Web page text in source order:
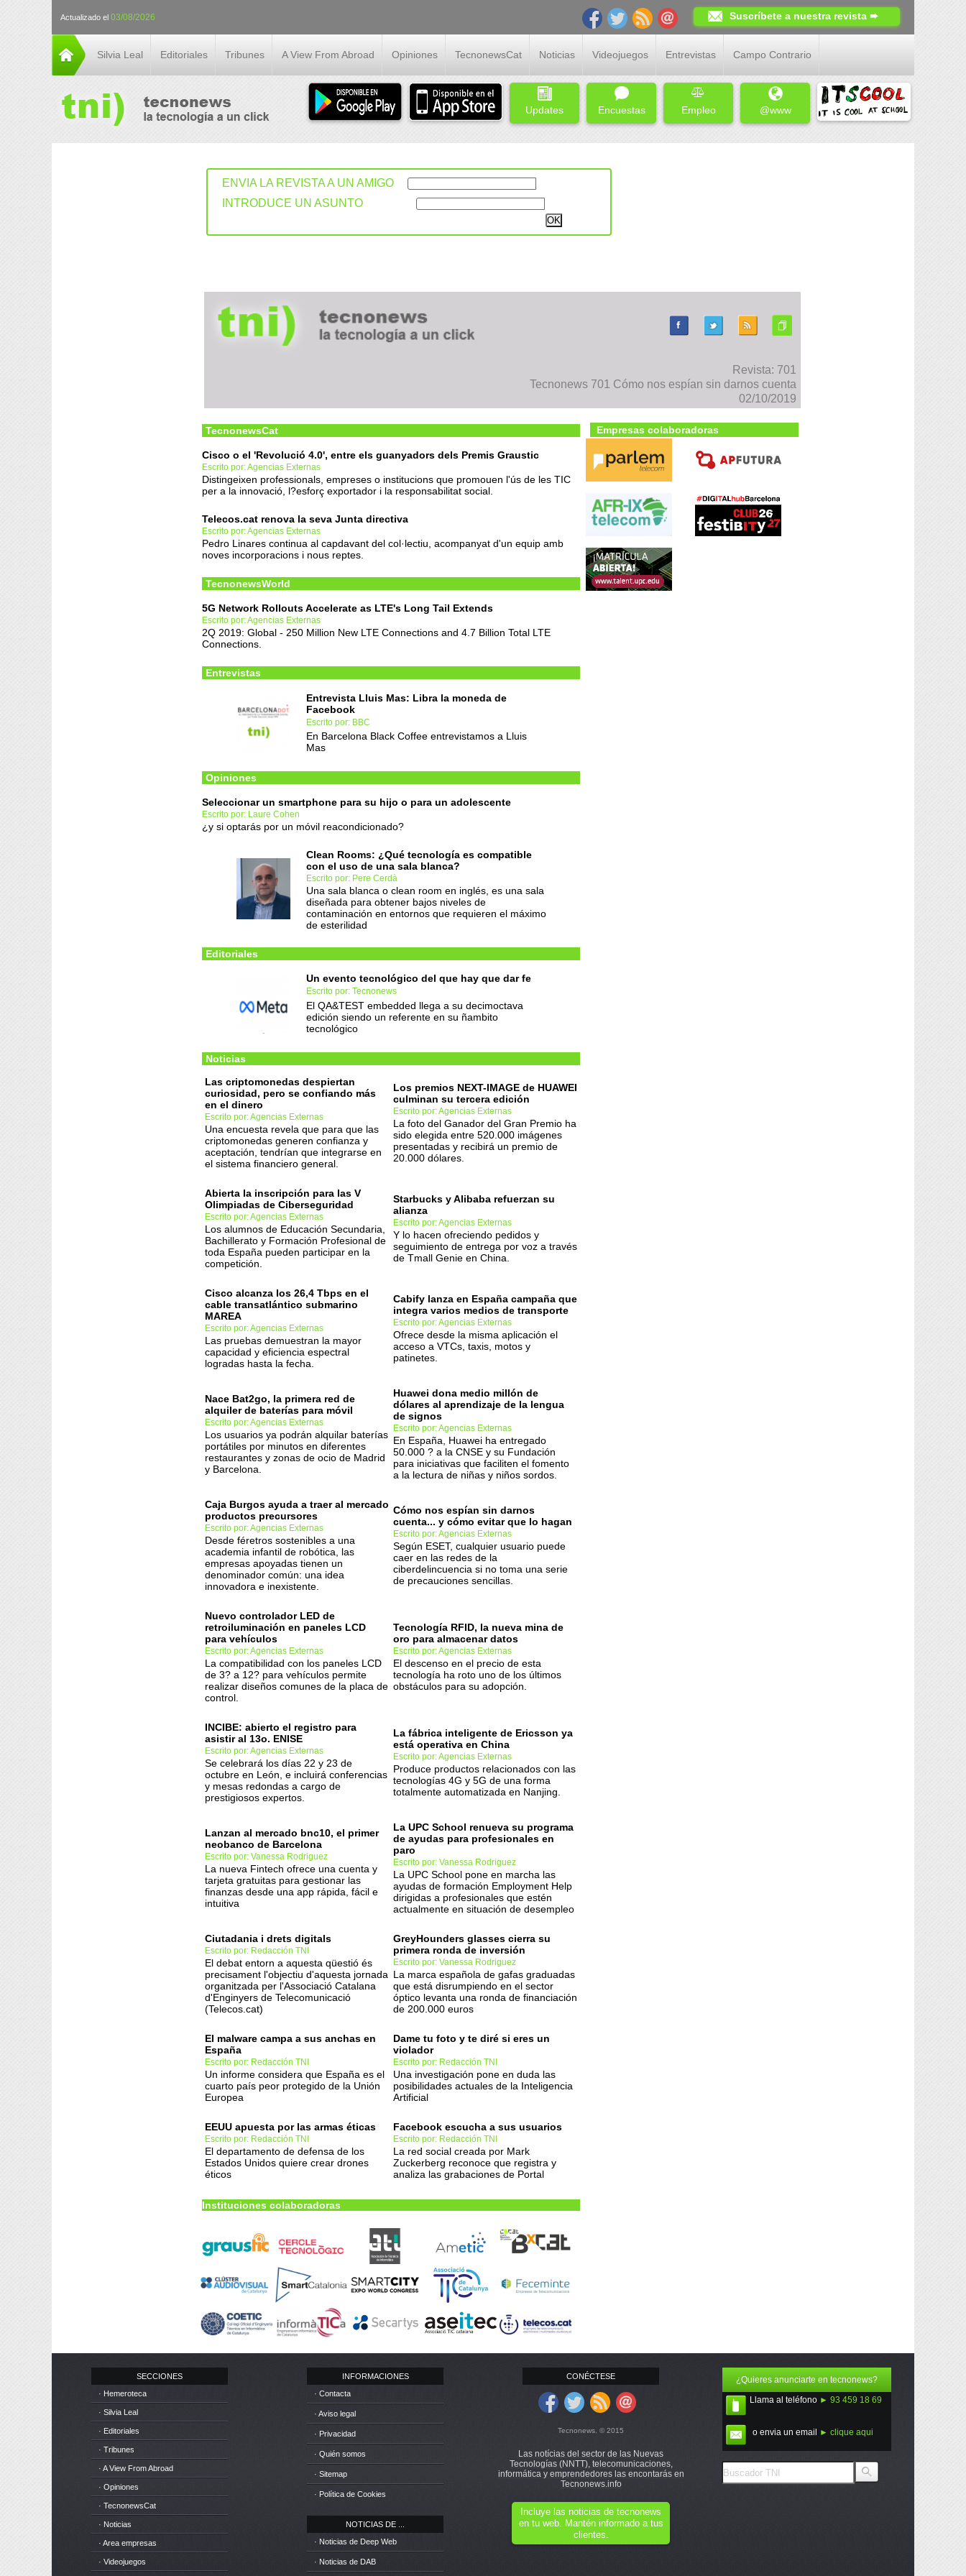
Actualizado el 03/08/2026 Suscríbete a nuestra revista ➨
Silvia Leal Editoriales Tribunes A View From Abroad Opiniones TecnonewsCat Noticias Videojuegos Entrevistas Campo Contrario
Updates Encuestas Empleo @www
ENVIA LA REVISTA A UN AMIGO
INTRODUCE UN ASUNTO
Revista: 701
Tecnonews 701 Cómo nos espían sin darnos cuenta
02/10/2019
TecnonewsCat
Cisco o el 'Revolució 4.0', entre els guanyadors dels Premis Graustic
Escrito por: Agencias Externas
Distingeixen professionals, empreses o institucions que promouen l'ús de les TIC
per a la innovació, l?esforç exportador i la responsabilitat social.
Telecos.cat renova la seva Junta directiva
Escrito por: Agencias Externas
Pedro Linares continua al capdavant del col·lectiu, acompanyat d'un equip amb
noves incorporacions i nous reptes.
TecnonewsWorld
5G Network Rollouts Accelerate as LTE's Long Tail Extends
Escrito por: Agencias Externas
2Q 2019: Global - 250 Million New LTE Connections and 4.7 Billion Total LTE
Connections.
Entrevistas
Entrevista Lluis Mas: Libra la moneda de
Facebook
Escrito por: BBC
En Barcelona Black Coffee entrevistamos a Lluis
Mas
Opiniones
Seleccionar un smartphone para su hijo o para un adolescente
Escrito por: Laure Cohen
¿y si optarás por un móvil reacondicionado?
Clean Rooms: ¿Qué tecnología es compatible
con el uso de una sala blanca?
Escrito por: Pere Cerdà
Una sala blanca o clean room en inglés, es una sala
diseñada para obtener bajos niveles de
contaminación en entornos que requieren el máximo
de esterilidad
Editoriales
Un evento tecnológico del que hay que dar fe
Escrito por: Tecnonews
El QA&TEST embedded llega a su decimoctava
edición siendo un referente en su ñambito
tecnológico
Noticias
Las criptomonedas despiertan
curiosidad, pero se confiando más
en el dinero
Escrito por: Agencias Externas
Una encuesta revela que para que las
criptomonedas generen confianza y
aceptación, tendrían que integrarse en
el sistema financiero general.
Los premios NEXT-IMAGE de HUAWEI
culminan su tercera edición
Escrito por: Agencias Externas
La foto del Ganador del Gran Premio ha
sido elegida entre 520.000 imágenes
presentadas y recibirá un premio de
20.000 dólares.
Abierta la inscripción para las V
Olimpiadas de Ciberseguridad
Escrito por: Agencias Externas
Los alumnos de Educación Secundaria,
Bachillerato y Formación Profesional de
toda España pueden participar en la
competición.
Starbucks y Alibaba refuerzan su
alianza
Escrito por: Agencias Externas
Y lo hacen ofreciendo pedidos y
seguimiento de entrega por voz a través
de Tmall Genie en China.
Cisco alcanza los 26,4 Tbps en el
cable transatlántico submarino
MAREA
Escrito por: Agencias Externas
Las pruebas demuestran la mayor
capacidad y eficiencia espectral
logradas hasta la fecha.
Cabify lanza en España campaña que
integra varios medios de transporte
Escrito por: Agencias Externas
Ofrece desde la misma aplicación el
acceso a VTCs, taxis, motos y
patinetes.
Nace Bat2go, la primera red de
alquiler de baterías para móvil
Escrito por: Agencias Externas
Los usuarios ya podrán alquilar baterías
portátiles por minutos en diferentes
restaurantes y zonas de ocio de Madrid
y Barcelona.
Huawei dona medio millón de
dólares al aprendizaje de la lengua
de signos
Escrito por: Agencias Externas
En España, Huawei ha entregado
50.000 ? a la CNSE y su Fundación
para iniciativas que faciliten el fomento
a la lectura de niñas y niños sordos.
Caja Burgos ayuda a traer al mercado
productos precursores
Escrito por: Agencias Externas
Desde féretros sostenibles a una
academia infantil de robótica, las
empresas apoyadas tienen un
denominador común: una idea
innovadora e inexistente.
Cómo nos espían sin darnos
cuenta... y cómo evitar que lo hagan
Escrito por: Agencias Externas
Según ESET, cualquier usuario puede
caer en las redes de la
ciberdelincuencia si no toma una serie
de precauciones sencillas.
Nuevo controlador LED de
retroiluminación en paneles LCD
para vehículos
Escrito por: Agencias Externas
La compatibilidad con los paneles LCD
de 3? a 12? para vehículos permite
realizar diseños comunes de la placa de
control.
Tecnología RFID, la nueva mina de
oro para almacenar datos
Escrito por: Agencias Externas
El descenso en el precio de esta
tecnología ha roto uno de los últimos
obstáculos para su adopción.
INCIBE: abierto el registro para
asistir al 13o. ENISE
Escrito por: Agencias Externas
Se celebrará los días 22 y 23 de
octubre en León, e incluirá conferencias
y mesas redondas a cargo de
prestigiosos expertos.
La fábrica inteligente de Ericsson ya
está operativa en China
Escrito por: Agencias Externas
Produce productos relacionados con las
tecnologías 4G y 5G de una forma
totalmente automatizada en Nanjing.
Lanzan al mercado bnc10, el primer
neobanco de Barcelona
Escrito por: Vanessa Rodriguez
La nueva Fintech ofrece una cuenta y
tarjeta gratuitas para gestionar las
finanzas desde una app rápida, fácil e
intuitiva
La UPC School renueva su programa
de ayudas para profesionales en
paro
Escrito por: Vanessa Rodriguez
La UPC School pone en marcha las
ayudas de formación Employment Help
dirigidas a profesionales que estén
actualmente en situación de desempleo
Ciutadania i drets digitals
Escrito por: Redacción TNI
El debat entorn a aquesta qüestió és
precisament l'objectiu d'aquesta jornada
organitzada per l'Associació Catalana
d'Enginyers de Telecomunicació
(Telecos.cat)
GreyHounders glasses cierra su
primera ronda de inversión
Escrito por: Vanessa Rodriguez
La marca española de gafas graduadas
que está disrumpiendo en el sector
óptico levanta una ronda de financiación
de 200.000 euros
El malware campa a sus anchas en
España
Escrito por: Redacción TNI
Un informe considera que España es el
cuarto país peor protegido de la Unión
Europea
Dame tu foto y te diré si eres un
violador
Escrito por: Redacción TNI
Una investigación pone en duda las
posibilidades actuales de la Inteligencia
Artificial
EEUU apuesta por las armas éticas
Escrito por: Redacción TNI
El departamento de defensa de los
Estados Unidos quiere crear drones
éticos
Facebook escucha a sus usuarios
Escrito por: Redacción TNI
La red social creada por Mark
Zuckerberg reconoce que registra y
analiza las grabaciones de Portal
Instituciones colaboradoras
Empresas colaboradoras
SECCIONES
· Hemeroteca
· Silvia Leal
· Editoriales
· Tribunes
· A View From Abroad
· Opiniones
· TecnonewsCat
· Noticias
· Area empresas
· Videojuegos
INFORMACIONES
· Contacta
· Aviso legal
· Privacidad
· Quién somos
· Sitemap
· Política de Cookies
NOTICIAS DE ...
· Noticias de Deep Web
· Noticias de DAB
CONÉCTESE
Tecnonews. © 2015
Las notícias del sector de las Nuevas
Tecnologías (NNTT), telecomunicaciones,
informática y emprendedores las encontarás en
Tecnonews.info
Incluye las noticias de tecnonews
en tu web. Mantén informado a tus
clientes.
¿Quieres anunciarte en tecnonews?
Llama al teléfono ► 93 459 18 69
o envia un email ► clique aqui